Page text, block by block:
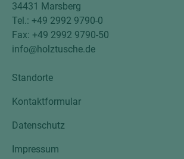
34431 Marsberg
Tel.: +49 2992 9790-0
Fax: +49 2992 9790-50
info@holztusche.de
Standorte
Kontaktformular
Datenschutz
Impressum